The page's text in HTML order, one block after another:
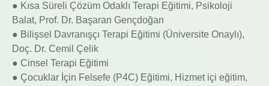
● Kısa Süreli Çözüm Odaklı Terapi Eğitimi, Psikoloji
Balat, Prof. Dr. Başaran Gençdoğan
● Bilişsel Davranışçı Terapi Eğitimi (Üniversite Onaylı),
Doç. Dr. Cemil Çelik
● Cinsel Terapi Eğitimi
● Çocuklar İçin Felsefe (P4C) Eğitimi, Hizmet içi eğitim,